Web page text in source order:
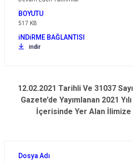
517 KB
indir
12.02.2021 Tarihli Ve 31037
Gazete’de Yayımlanan 2021
İçerisinde Yer Alan İlimize